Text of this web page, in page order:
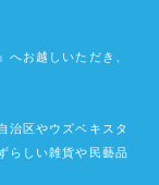
へお越しいただき、
治区やウズベキスタ
らしい雑貨や民藝品